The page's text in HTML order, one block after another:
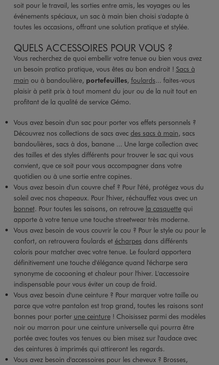
soit pour le travail, les sorties entre amis, les voyages ou les
événements spéciaux, un sac à main bien choisi s'adapte à
toutes les occasions, offrant une solution pratique et stylée.
QUELS ACCESSOIRES POUR VOUS ?
Vous recherchez de quoi embellir votre tenue ou bien vous avez
un besoin pratico pratique, vous êtes au bon endroit ! Sacs à
main ou à bandoulière, portefeuilles, foulards... faites-vous
plaisir à petit prix à tout moment du jour ou de la nuit tout en
profitant de la qualité de service Gémo.
Vous avez besoin d'un sac pour porter vos effets personnels ?
Découvrez nos collections de sacs avec des sacs à main, sacs
bandoulières, sacs à dos, banane ... Une large collection avec
des tailles et des styles différents pour trouver le sac qui vous
convient, que ce soit pour vous accompagner dans votre
quotidien ou à une sortie entre copines.
Vous avez besoin d'un couvre chef ? Pour l'été, protégez vous du
soleil avec nos chapeaux. Pour l'hiver, réchauffez vous avec un
bonnet. Pour toutes les saisons, on retrouve la casquettequi
apporte à votre tenue une touche streetwear très moderne.
Vous avez besoin de vous couvrir le cou ? Pour le style ou pour le
confort, on retrouvera foulards et écharpes dans différents
coloris pour matcher avec votre tenue. Le foulard apportera
définitivement une touche d'élégance quand l'écharpe sera
synonyme de cocooning et chaleur pour l'hiver. L'accessoire
indispensable pour vous éviter un coup de froid.
Vous avez besoin d'une ceinture ? Pour marquer votre taille ou
parce que votre pantalon est trop grand, toutes les raisons sont
bonnes pour porter une ceinture! Choisissez parmi des modèles
noir ou marron pour une ceinture universelle qui pourra être
portée avec toutes vos tenues ou bien misez sur l'audace avec
des ceintures à imprimés qui attireront les regards.
Vous avez besoin d'accessoires pour les cheveux ? Brosses,